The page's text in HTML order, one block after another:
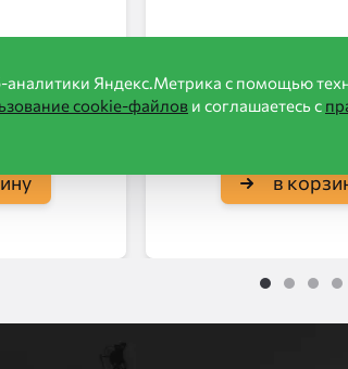
в
1 2 3 4
аналитики Яндекс.Метрика с помощью
cookie-файлов и соглашаетесь с